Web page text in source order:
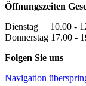
Öffnungszeiten
Dienstag 10.00 -
Donnerstag 17.00 -
Folgen Sie uns
Navigation